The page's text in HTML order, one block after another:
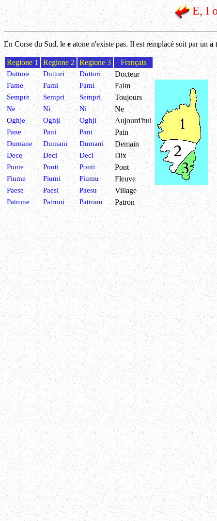
E, I
En Corse du Sud, lee atone n'existe pas. Il est remplacé soit par un a
Regione 1 Regione 2 Regione 3 Français
Duttore Duttori Duttori Docteur
Fame Fami Fami Faim
Sempre Sempri Sempri Toujours
Ne Ni Ni Ne
Oghje Oghji Oghji Aujourd'hui
Pane Pani Pani Pain
Dumane Dumani Dumani Demain
Dece Deci Deci Dix
Ponte Ponti Ponti Pont
Fiume Fiumi Fiumu Fleuve
Paese Paesi Paesu Village
Patrone Patroni Patronu Patron